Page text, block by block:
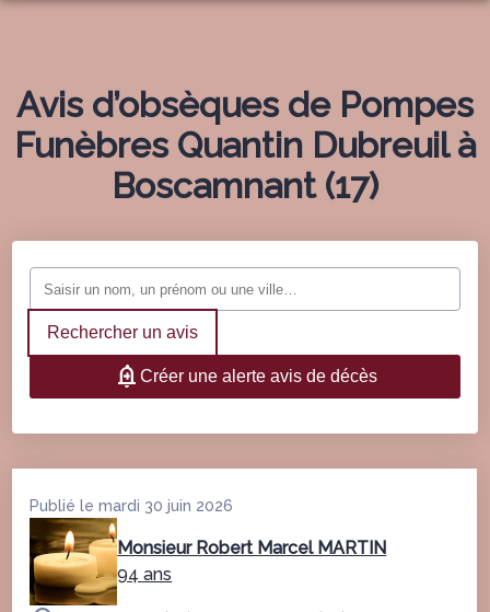
ORGANISER DES OBSÈQUES
PRÉVOIR SES OBSÈQUES
SERVICES AUX FAMILLES
NOS AGENCES
SAINT SEURIN SUR L’ISLE
SAINT-AIGULIN
SAINT-MÉDARD-DE-GUIZIÈRES
NOTRE CHAMBRE FUNERAIRE
BOUTIQUE DE PLAQUES
ESPACES HOMMAGES
Avis d’obsèques de Pompes
Funèbres Quantin Dubreuil à
Boscamnant (17)
Rechercher un avis
Créer une alerte avis de décès
Publié le mardi 30 juin 2026
Monsieur Robert Marcel MARTIN
94 ans